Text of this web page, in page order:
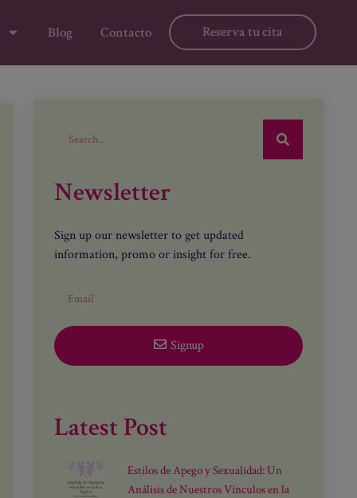
Blog Contacto Reserva tu cita
Newsletter
Sign up our newsletter to get updated
information, promo or insight for free.
Signup
Latest Post
Estilos de Apego y Sexualidad: Un
Análisis de Nuestros Vínculos en la